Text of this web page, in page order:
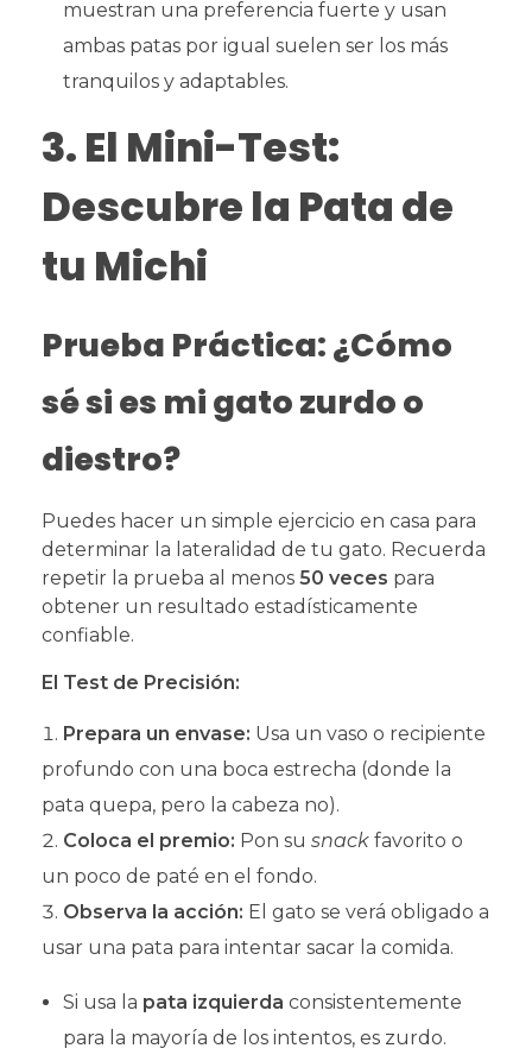
muestran una preferencia fuerte y usan
ambas patas por igual suelen ser los más
tranquilos y adaptables.
3. El Mini-Test:
Descubre la Pata de
tu Michi
Prueba Práctica: ¿Cómo
sé si es mi gato zurdo o
diestro?
Puedes hacer un simple ejercicio en casa para
determinar la lateralidad de tu gato. Recuerda
repetir la prueba al menos 50 veces para
obtener un resultado estadísticamente
confiable.
El Test de Precisión:
Prepara un envase: Usa un vaso o recipiente
profundo con una boca estrecha (donde la
pata quepa, pero la cabeza no).
Coloca el premio: Pon su snack favorito o
un poco de paté en el fondo.
Observa la acción: El gato se verá obligado a
usar una pata para intentar sacar la comida.
Si usa la pata izquierda consistentemente
para la mayoría de los intentos, es zurdo.